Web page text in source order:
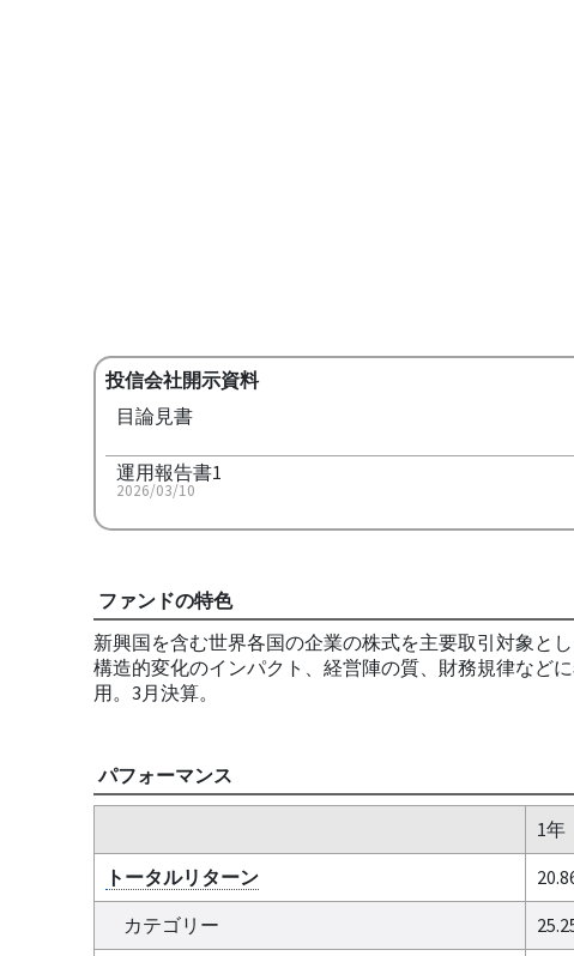
投信会社開示資料
目論見書
運用報告書1
2026/03/10
ファンドの特色
新興国を含む世界各国の企業の株式を主要取引対象と
構造的変化のインパクト、経営陣の質、財務規律など
用。3月決算。
パフォーマンス
1年
トータルリターン
カテゴリー